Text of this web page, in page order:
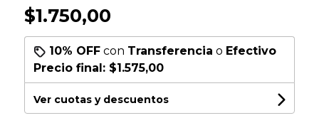
$1.750,00
10% OFFcon Transferencia o Efectivo
Precio final: $1.575,00
Ver cuotas y descuentos